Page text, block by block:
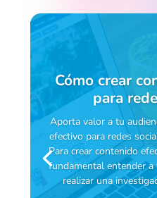
Cómo crear
para
Aporta valor a tu
efectivo para redes
Para crear contenido
fundamental entender
realizar una